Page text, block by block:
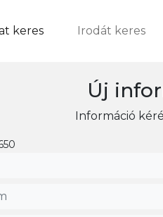
keres Irodát keres
Új
Információ